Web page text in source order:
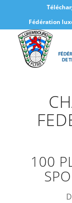
Fédération
100